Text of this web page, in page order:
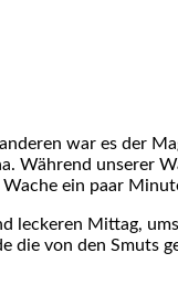
war es der
Während unserer
ein paar
leckeren Mittag,
die von den Smuts